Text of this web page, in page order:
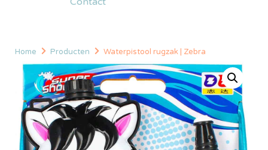
Home Producten Waterpistool rugzak | Zebra